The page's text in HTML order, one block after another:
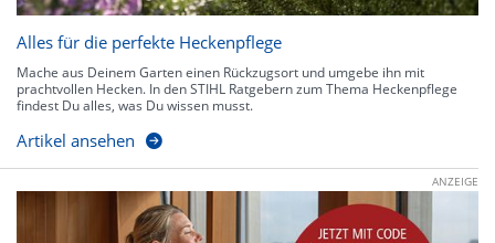
Alles für die perfekte Heckenpflege
Mache aus Deinem Garten einen Rückzugsort und umgebe ihn mit
prachtvollen Hecken. In den STIHL Ratgebern zum Thema Heckenpflege
findest Du alles, was Du wissen musst.
Artikel ansehen
ANZEIGE